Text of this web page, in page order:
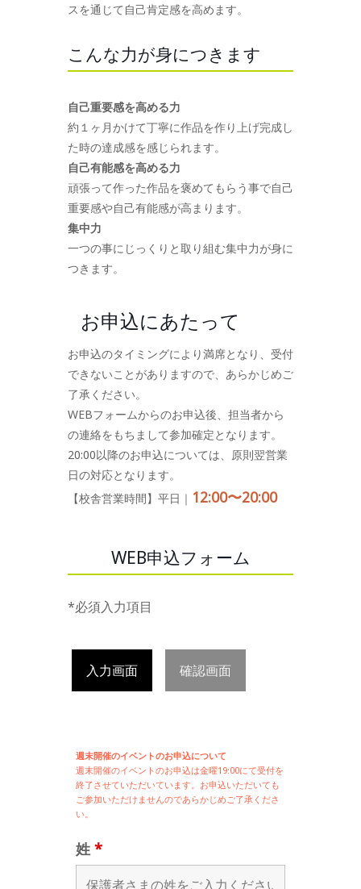
スを通じて自己肯定感を高めます。
こんな力が身につきます
自己重要感を高める力
約１ヶ月かけて丁寧に作品を作り上げ完成し
た時の達成感を感じられます。
自己有能感を高める力
頑張って作った作品を褒めてもらう事で自己
重要感や自己有能感が高まります。
集中力
一つの事にじっくりと取り組む集中力が身に
つきます。
お申込にあたって
お申込のタイミングにより満席となり、受付
できないことがありますので、あらかじめご
了承ください。
WEBフォームからのお申込後、担当者から
の連絡をもちまして参加確定となります。
20:00以降のお申込については、原則翌営業
日の対応となります。
【校舎営業時間】平日｜ 12:00〜20:00
WEB申込フォーム
*必須入力項目
入力画面 確認画面
週末開催のイベントのお申込について
週末開催のイベントのお申込は金曜19:00にて受付を
終了させていただいています。お申込いただいても
ご参加いただけませんのであらかじめご了承くださ
い。
姓 *